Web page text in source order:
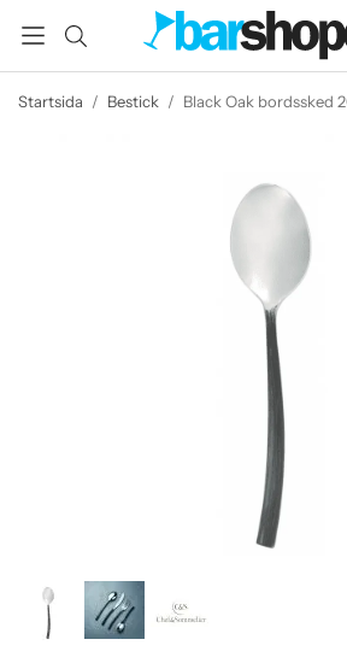
Startsida / Bestick / Black Oak bordssked